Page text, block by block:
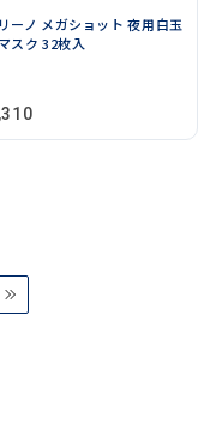
ーノ メガショット 夜用白玉
スク 32枚入